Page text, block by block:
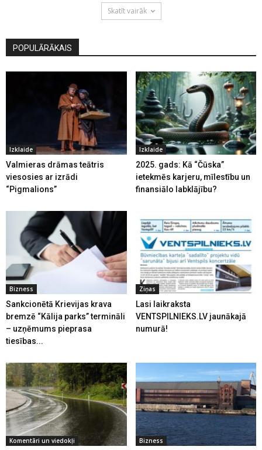
Skatīt vairāk
POPULĀRĀKAIS
Izklaide
Valmieras drāmas teātris
viesosies ar izrādi
“Pigmalions”
Izklaide
2025. gads: Kā “Čūska”
ietekmēs karjeru, mīlestību un
finansiālo labklājību?
Bizness
Sankcionētā Krievijas krava
bremzē “Kālija parks” termināli
– uzņēmums pieprasa
tiesības...
Ziņas
Lasi laikraksta
VENTSPILNIEKS.LV jaunākajā
numurā!
Komentāri un viedokļi Bizness